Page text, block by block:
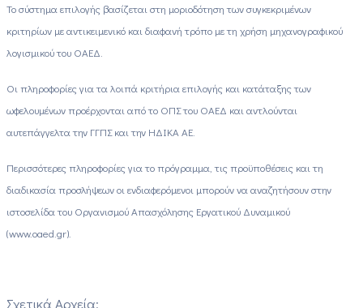
Το σύστημα επιλογής βασίζεται στη μοριοδότηση των συγκεκριμένων
κριτηρίων με αντικειμενικό και διαφανή τρόπο με τη χρήση μηχανογραφικού
λογισμικού του ΟΑΕΔ.
Οι πληροφορίες για τα λοιπά κριτήρια επιλογής και κατάταξης των
ωφελουμένων προέρχονται από το ΟΠΣ του ΟΑΕΔ και αντλούνται
αυτεπάγγελτα την ΓΓΠΣ και την ΗΔΙΚΑ ΑΕ.
Περισσότερες πληροφορίες για το πρόγραμμα, τις προϋποθέσεις και τη
διαδικασία προσλήψεων οι ενδιαφερόμενοι μπορούν να αναζητήσουν στην
ιστοσελίδα του Οργανισμού Απασχόλησης Εργατικού Δυναμικού
(www.oaed.gr).
Σχετικά Αρχεία: